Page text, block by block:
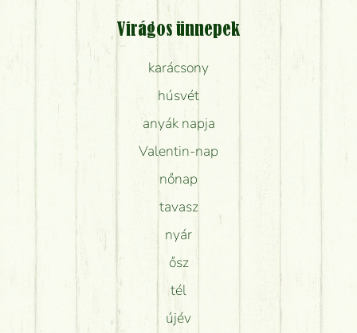
Virágos ünnepek
karácsony
húsvét
anyák napja
Valentin-nap
nőnap
tavasz
nyár
ősz
tél
újév